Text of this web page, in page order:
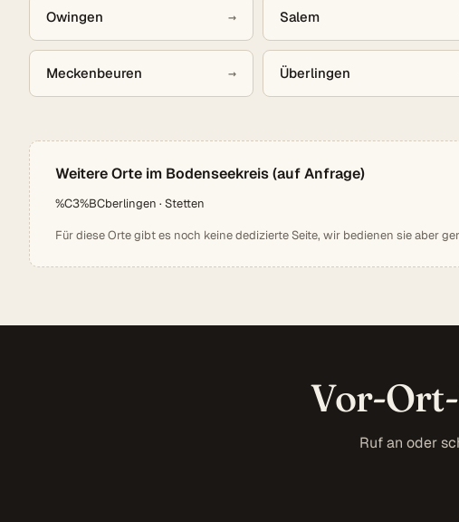
Owingen → Salem
Meckenbeuren → Überlingen
Weitere Orte im Bodenseekreis (auf Anfrage)
%C3%BCberlingen · Stetten
Für diese Orte gibt es noch keine dedizierte Seite, wir bedienen sie aber
Vor-
Ruf an oder